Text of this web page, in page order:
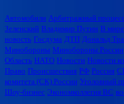
Автомобили Арбитражный процесс
Зеленский Владимир Путин В мире
новость Госдума ДТП Дональд
Минобороны Минобороны России
Область НАТО Новости Новости
Право Происшествия РФ Россия
комитета (СК) России Уголовный
Шоу-бизнес Экономколлегия ВС